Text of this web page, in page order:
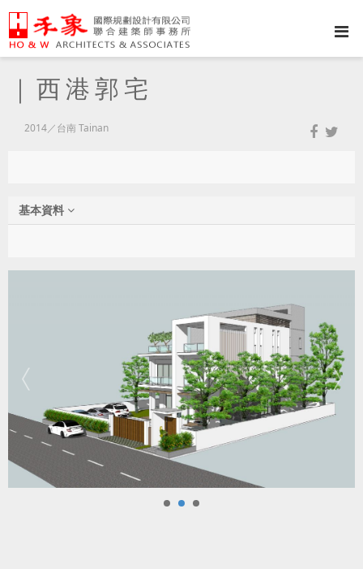
｜西港郭宅
2014／台南 Tainan
基本資料